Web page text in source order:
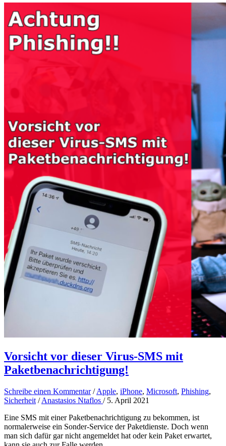
mit
Outlook:
Datensammler
schicken
Kalendertermine
Vorsicht vor dieser Virus-SMS mit
Paketbenachrichtigung!
Schreibe einen Kommentar /Apple, iPhone, Microsoft, Phishing,
Sicherheit /Anastasios Ntaflos / 5. April 2021
Eine SMS mit einer Paketbenachrichtigung zu bekommen, ist
normalerweise ein Sonder-Service der Paketdienste. Doch wenn
man sich dafür gar nicht angemeldet hat oder kein Paket erwartet,